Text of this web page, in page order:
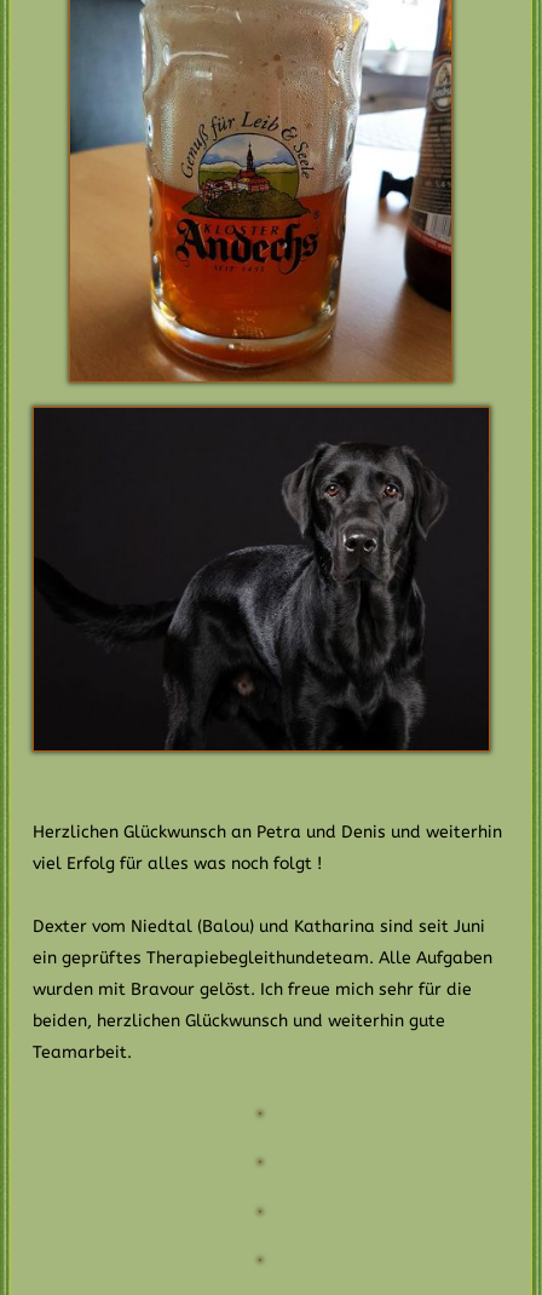
Herzlichen Glückwunsch an Petra und Denis und weiterhin
viel Erfolg für alles was noch folgt !
Dexter vom Niedtal (Balou) und Katharina sind seit Juni
ein geprüftes Therapiebegleithundeteam. Alle Aufgaben
wurden mit Bravour gelöst. Ich freue mich sehr für die
beiden, herzlichen Glückwunsch und weiterhin gute
Teamarbeit.